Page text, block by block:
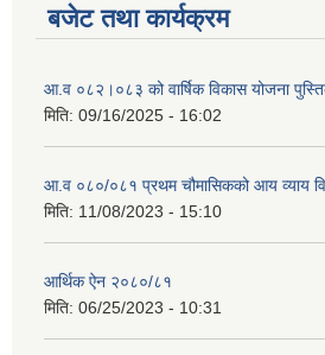
बजेट तथा कार्यक्रम
आ.व ०८२।०८३ को वार्षिक विकास योजना
मिति: 09/16/2025 - 16:02
आ.व ०८०/०८१ प्रथम चौमासिकको आय व्याय
मिति: 11/08/2023 - 15:10
आर्थिक ऐन २०८०/८१
मिति: 06/25/2023 - 10:31